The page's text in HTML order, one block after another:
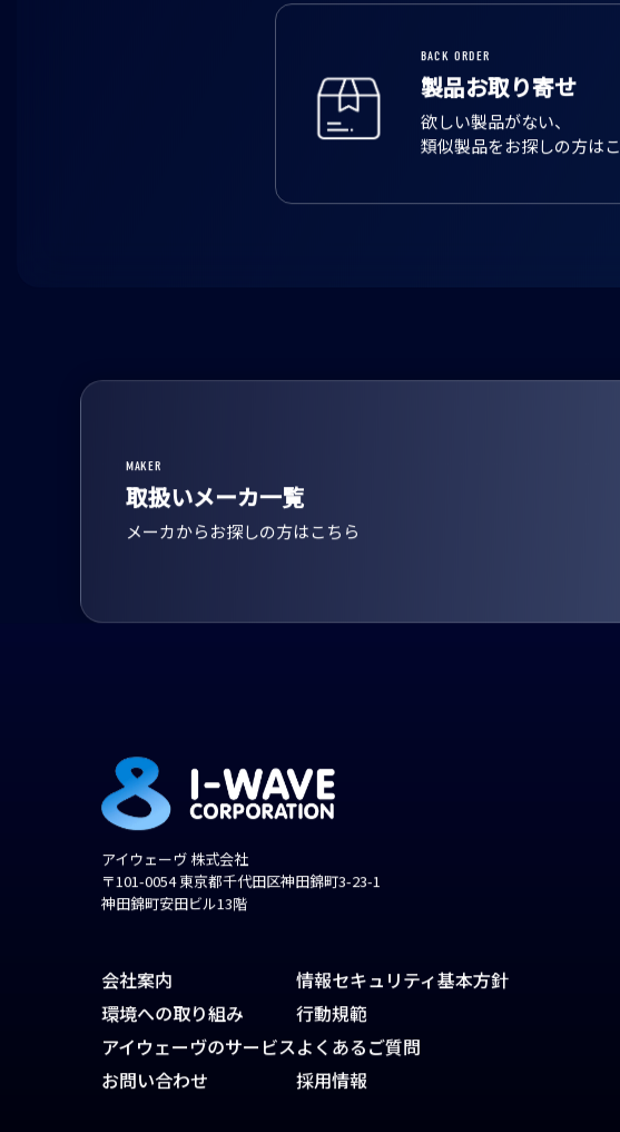
BACK ORDER
製品お取り寄せ
欲しい製品がない、
類似製品をお探しの方は
MAKER
取扱いメーカ一覧
メーカからお探しの方はこちら
アイウェーヴ 株式会社
〒101-0054 東京都千代田区神田錦町3-23-1
神田錦町安田ビル13階
会社案内
環境への取り組み
アイウェーヴのサービス
お問い合わせ
情報セキュリティ基本方針
行動規範
よくあるご質問
採用情報